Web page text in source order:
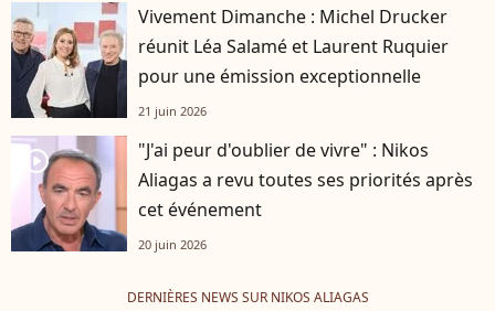
Vivement Dimanche : Michel Drucker
réunit Léa Salamé et Laurent Ruquier
pour une émission exceptionnelle
21 juin 2026
player2
"J'ai peur d'oublier de vivre" : Nikos
Aliagas a revu toutes ses priorités après
cet événement
20 juin 2026
DERNIÈRES NEWS SUR NIKOS ALIAGAS